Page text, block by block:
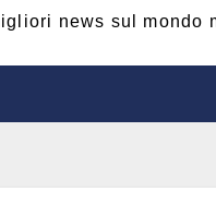
news sul mondo